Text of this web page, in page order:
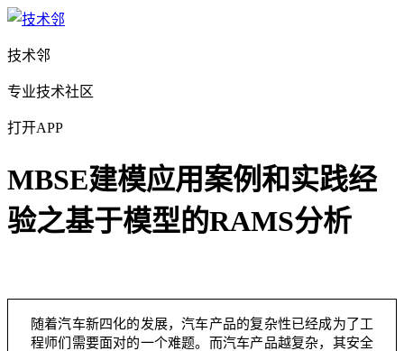
技术邻
专业技术社区
打开APP
MBSE建模应用案例和实践经
验之基于模型的RAMS分析
随着汽车新四化的发展，汽车产品的复杂性已经成为了工
程师们需要面对的一个难题。而汽车产品越复杂，其安全